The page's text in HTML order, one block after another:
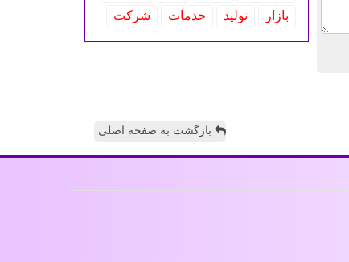
بازار
تولید خدمات شركت
بازگشت به صفحه اصلی